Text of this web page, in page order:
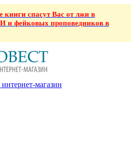
книги спасут Вас от лжи в
и фейковых проповедников в
магазин